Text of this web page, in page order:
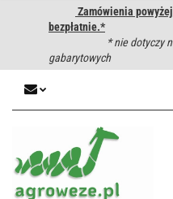
Zamówienia
bezpłatnie.*
* nie dotyczy
gabarytowych